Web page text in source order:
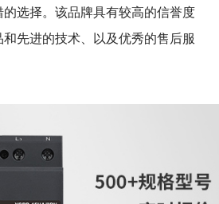
选择。该品牌具有较高的信誉度
先进的技术、以及优秀的售后服